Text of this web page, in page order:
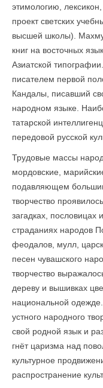
этимологию,
проект светских
высшей школы).
книг на восточных
Азиатской
писателем первой
Кандалы, писавший
народном языке.
татарской
передовой русской
Трудовые массы
мордовские,
подавляющем
творчество
загадках, пословицах
страданиях народов
феодалов, мулл,
песен чувашского
творчество
дереву и вышивках
национальной
устного народного
свой родной язык и
гнёт царизма над
культурное
распространение